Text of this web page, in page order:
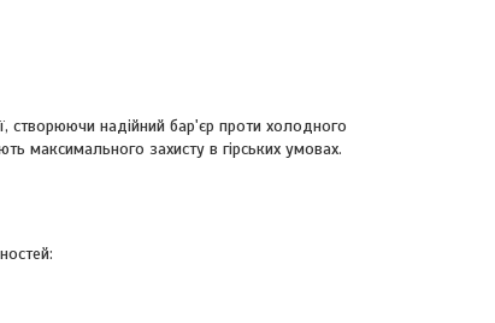
створюючи надійний бар'єр проти холодного
максимального захисту в гірських умовах.